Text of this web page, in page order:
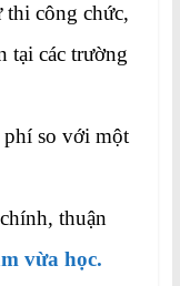
thi công chức,
tại các trường
so với một
thuận
vừa học.